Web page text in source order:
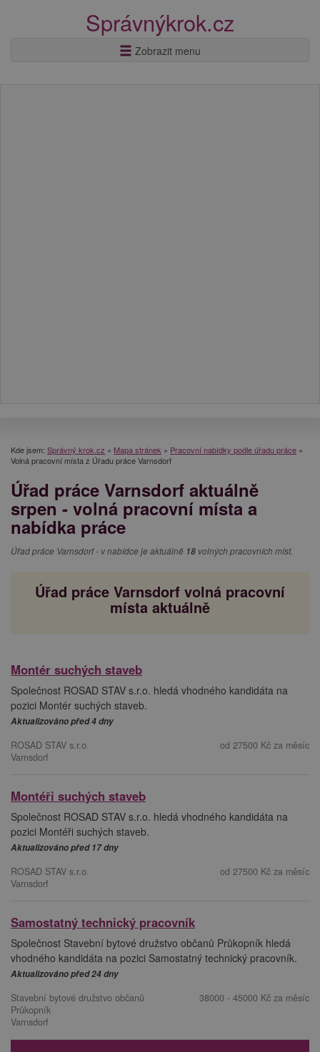
Správnýkrok.cz
Zobrazit menu
Kde jsem: Správný krok.cz » Mapa stránek » Pracovní nabídky podle úřadu práce »
Volná pracovní místa z Úřadu práce Varnsdorf
Úřad práce Varnsdorf aktuálně
srpen - volná pracovní místa a
nabídka práce
Úřad práce Varnsdorf - v nabídce je aktuálně 18 volných pracovních míst.
Úřad práce Varnsdorf volná pracovní
místa aktuálně
Montér suchých staveb
Společnost ROSAD STAV s.r.o. hledá vhodného kandidáta na
pozici Montér suchých staveb.
Aktualizováno před 4 dny
ROSAD STAV s.r.o.
Varnsdorf
od 27500 Kč za měsíc
Montéři suchých staveb
Společnost ROSAD STAV s.r.o. hledá vhodného kandidáta na
pozici Montéři suchých staveb.
Aktualizováno před 17 dny
ROSAD STAV s.r.o.
Varnsdorf
od 27500 Kč za měsíc
Samostatný technický pracovník
Společnost Stavební bytové družstvo občanů Průkopník hledá
vhodného kandidáta na pozici Samostatný technický pracovník.
Aktualizováno před 24 dny
Stavební bytové družstvo občanů
Průkopník
Varnsdorf
38000 - 45000 Kč za měsíc